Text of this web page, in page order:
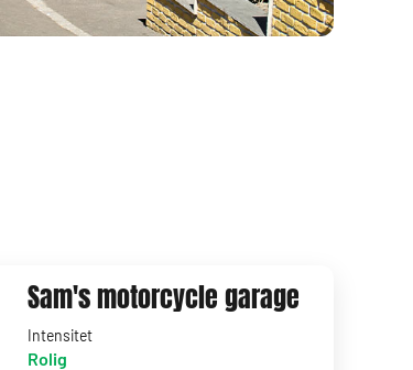
Sam's motorcycle garage
Intensitet
Rolig